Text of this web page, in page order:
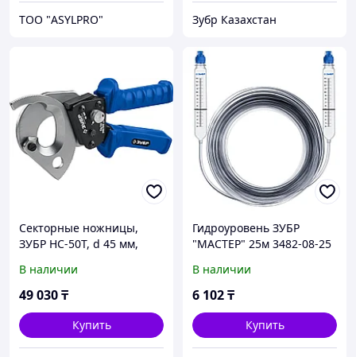
ТОО "ASYLPRO" Зубр Казахстан
Секторные ножницы,
ЗУБР НС-50T, d 45 мм,
(23351-50)
В наличии
49 030₸
Купить
Гидроуровень ЗУБР
"МАСТЕР" 25м 3482-08-25
В наличии
6 102₸
Купить